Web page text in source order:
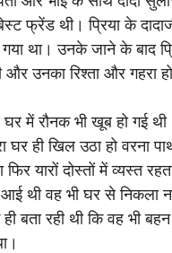
फ्रेंड थी। प्रिया के
गया था। उनके जाने के बाद
और उनका रिश्ता और गहरा
में रौनक भी खूब हो गई
ही खिल उठा हो वरना
फिर यारों दोस्तों में व्यस्त
थी वह भी घर से निकला
बता रही थी कि वह भी